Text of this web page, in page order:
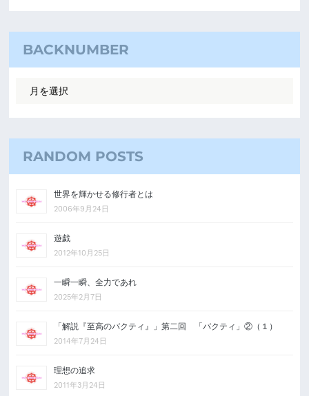
BACKNUMBER
RANDOM POSTS
世界を輝かせる修行者とは
2006年9月24日
遊戯
2012年10月25日
一瞬一瞬、全力であれ
2025年2月7日
「解説『至高のバクティ』」第二回 「バクティ」②（１）
2014年7月24日
理想の追求
2011年3月24日